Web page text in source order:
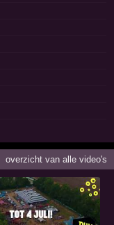
overzicht van alle video's